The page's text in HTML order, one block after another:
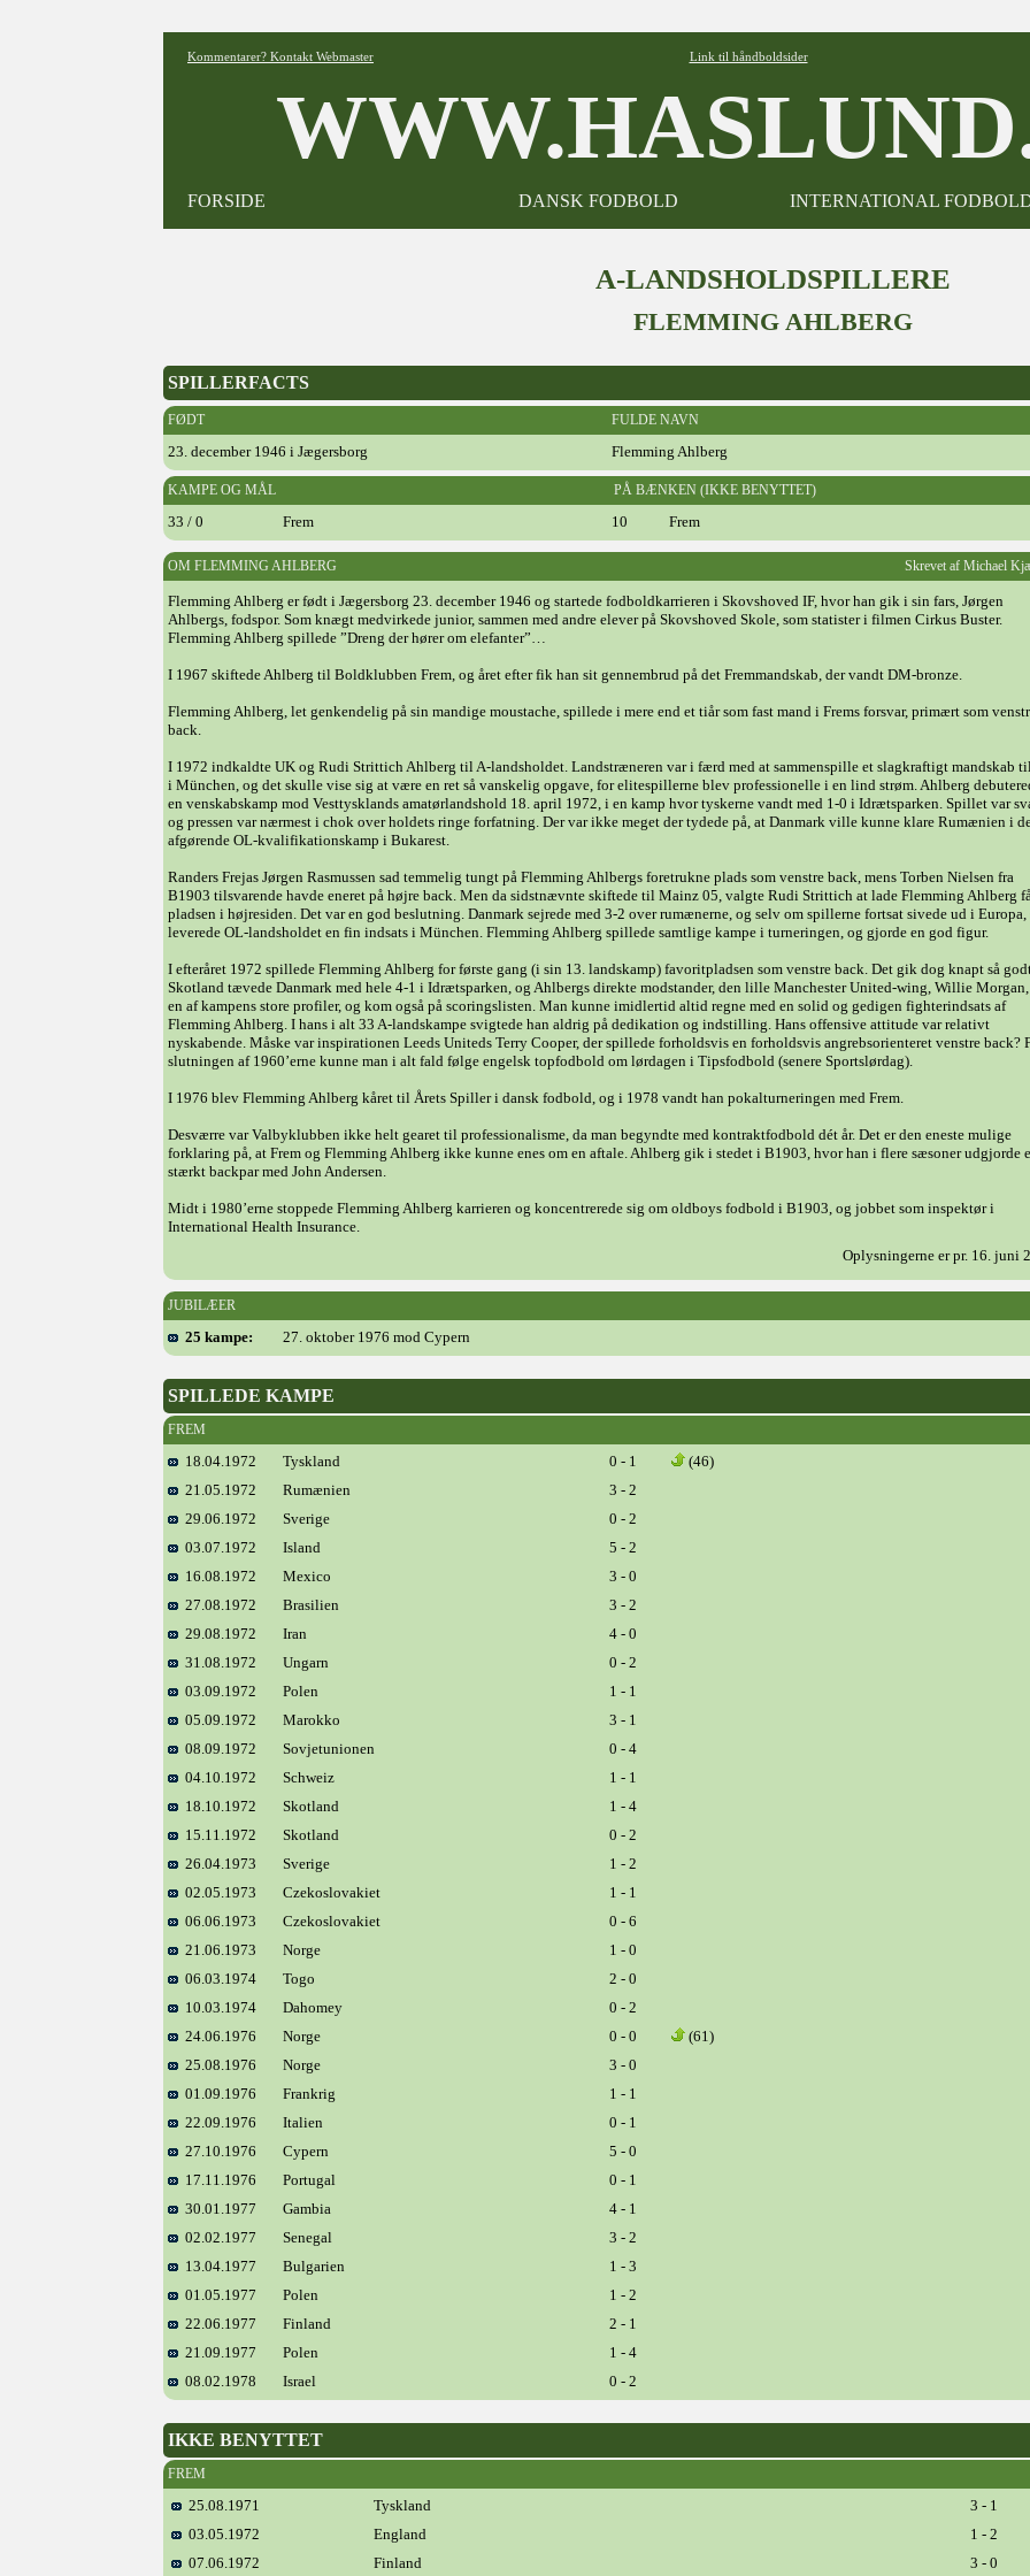
Kommentarer? Kontakt Webmaster Link til håndboldsider
FORSIDE DANSK FODBOLD INTERNATIONAL
A-LANDSHOLDSPILLERE
FLEMMING AHLBERG
SPILLERFACTS
FØDT FULDE NAVN
23. december 1946 i Jægersborg Flemming Ahlberg
KAMPE OG MÅL PÅ BÆNKEN (IKKE BENYTTET)
33 / 0 Frem 10 Frem
OM FLEMMING AHLBERG Skrevet af Michael
Flemming Ahlberg er født i Jægersborg 23. december 1946 og startede fodboldkarrieren i Skovshoved IF, hvor han gik i sin fars, Jørgen
Ahlbergs, fodspor. Som knægt medvirkede junior, sammen med andre elever på Skovshoved Skole, som statister i filmen Cirkus Buster.
Flemming Ahlberg spillede ”Dreng der hører om elefanter”…
I 1967 skiftede Ahlberg til Boldklubben Frem, og året efter fik han sit gennembrud på det Fremmandskab, der vandt DM-bronze.
Flemming Ahlberg, let genkendelig på sin mandige moustache, spillede i mere end et tiår som fast mand i Frems forsvar, primært som
back.
I 1972 indkaldte UK og Rudi Strittich Ahlberg til A-landsholdet. Landstræneren var i færd med at sammenspille et slagkraftigt mandskab
i München, og det skulle vise sig at være en ret så vanskelig opgave, for elitespillerne blev professionelle i en lind strøm. Ahlberg
en venskabskamp mod Vesttysklands amatørlandshold 18. april 1972, i en kamp hvor tyskerne vandt med 1-0 i Idrætsparken. Spillet var
og pressen var nærmest i chok over holdets ringe forfatning. Der var ikke meget der tydede på, at Danmark ville kunne klare Rumænien i
afgørende OL-kvalifikationskamp i Bukarest.
Randers Frejas Jørgen Rasmussen sad temmelig tungt på Flemming Ahlbergs foretrukne plads som venstre back, mens Torben Nielsen fra
B1903 tilsvarende havde eneret på højre back. Men da sidstnævnte skiftede til Mainz 05, valgte Rudi Strittich at lade Flemming Ahlberg
pladsen i højresiden. Det var en god beslutning. Danmark sejrede med 3-2 over rumænerne, og selv om spillerne fortsat sivede ud i Europa,
leverede OL-landsholdet en fin indsats i München. Flemming Ahlberg spillede samtlige kampe i turneringen, og gjorde en god figur.
I efteråret 1972 spillede Flemming Ahlberg for første gang (i sin 13. landskamp) favoritpladsen som venstre back. Det gik dog knapt så
Skotland tævede Danmark med hele 4-1 i Idrætsparken, og Ahlbergs direkte modstander, den lille Manchester United-wing, Willie
en af kampens store profiler, og kom også på scoringslisten. Man kunne imidlertid altid regne med en solid og gedigen fighterindsats af
Flemming Ahlberg. I hans i alt 33 A-landskampe svigtede han aldrig på dedikation og indstilling. Hans offensive attitude var relativt
nyskabende. Måske var inspirationen Leeds Uniteds Terry Cooper, der spillede forholdsvis en forholdsvis angrebsorienteret venstre back?
slutningen af 1960’erne kunne man i alt fald følge engelsk topfodbold om lørdagen i Tipsfodbold (senere Sportslørdag).
I 1976 blev Flemming Ahlberg kåret til Årets Spiller i dansk fodbold, og i 1978 vandt han pokalturneringen med Frem.
Desværre var Valbyklubben ikke helt gearet til professionalisme, da man begyndte med kontraktfodbold dét år. Det er den eneste mulige
forklaring på, at Frem og Flemming Ahlberg ikke kunne enes om en aftale. Ahlberg gik i stedet i B1903, hvor han i flere sæsoner udgjorde
stærkt backpar med John Andersen.
Midt i 1980’erne stoppede Flemming Ahlberg karrieren og koncentrerede sig om oldboys fodbold i B1903, og jobbet som inspektør i
International Health Insurance.
Oplysningerne er pr. 16. juni
JUBILÆER
25 kampe: 27. oktober 1976 mod Cypern
SPILLEDE KAMPE
FREM
18.04.1972 Tyskland 0 - 1
(46)
21.05.1972
Rumænien
3 - 2
29.06.1972
Sverige
0 - 2
03.07.1972
Island
5 - 2
16.08.1972
Mexico
3 - 0
27.08.1972
Brasilien
3 - 2
29.08.1972
Iran
4 - 0
31.08.1972
Ungarn
0 - 2
03.09.1972
Polen
1 - 1
05.09.1972
Marokko
3 - 1
08.09.1972
Sovjetunionen
0 - 4
04.10.1972
Schweiz
1 - 1
18.10.1972
Skotland
1 - 4
15.11.1972
Skotland
0 - 2
26.04.1973
Sverige
1 - 2
02.05.1973
Czekoslovakiet
1 - 1
06.06.1973
Czekoslovakiet
0 - 6
21.06.1973
Norge
1 - 0
06.03.1974
Togo
2 - 0
10.03.1974
Dahomey
0 - 2
24.06.1976
Norge 0 - 0
(61)
25.08.1976
Norge
3 - 0
01.09.1976
Frankrig
1 - 1
22.09.1976
Italien
0 - 1
27.10.1976
Cypern
5 - 0
17.11.1976
Portugal
0 - 1
30.01.1977
Gambia
4 - 1
02.02.1977
Senegal
3 - 2
13.04.1977
Bulgarien
1 - 3
01.05.1977
Polen
1 - 2
22.06.1977
Finland
2 - 1
21.09.1977
Polen
1 - 4
08.02.1978
Israel 0 - 2
IKKE BENYTTET
FREM
25.08.1971 Tyskland
3 - 1
03.05.1972
England
1 - 2
07.06.1972
Finland 3 - 0